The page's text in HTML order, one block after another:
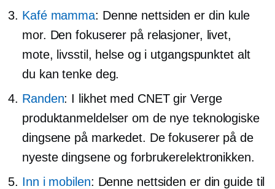
Kafé mamma: Denne nettsiden er din kule
mor. Den fokuserer på relasjoner, livet,
mote, livsstil, helse og i utgangspunktet alt
du kan tenke deg.
Randen: I likhet med CNET gir Verge
produktanmeldelser om de nye teknologiske
dingsene på markedet. De fokuserer på de
nyeste dingsene og forbrukerelektronikken.
Inn i mobilen: Denne nettsiden er din guide til